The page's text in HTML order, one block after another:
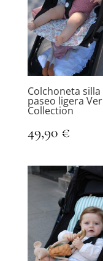
Colchoneta silla
paseo ligera
Collection
49,90 €